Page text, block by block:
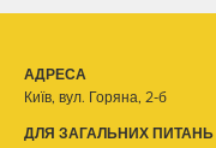
АДРЕСА
Київ, вул. Горяна, 2-б
ДЛЯ ЗАГАЛЬНИХ ПИТАНЬ